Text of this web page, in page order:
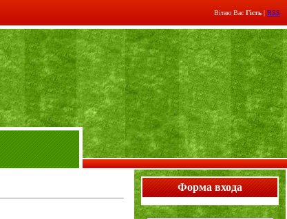
Вітаю Вас Гість | RSS
Форма входа